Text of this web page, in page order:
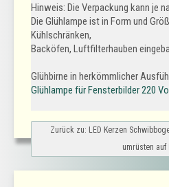
Hinweis: Die Verpackung kann je
Die Glühlampe ist in Form und
Kühlschränken,
Backöfen, Luftfilterhauben
Glühbirne in herkömmlicher
Glühlampe für Fensterbilder 220
Zurück zu: LED Kerzen
umrüsten auf